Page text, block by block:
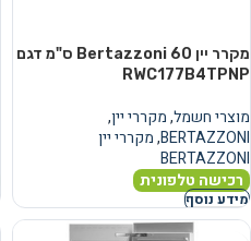
מקרר יין Bertazzoni 60 ס"מ דגם
RWC177B4TPNP
מוצרי חשמל,מקררי יין,
BERTAZZONI
,מקררי יין
BERTAZZONI
רכישה טלפונית
מידע נוסף